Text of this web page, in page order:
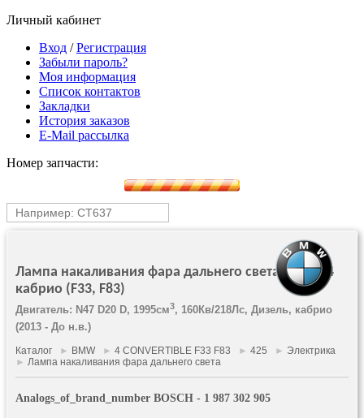
Личный кабинет
Вход /Регистрация
Забыли пароль?
Моя информация
Список контактов
Закладки
История заказов
E-Mail рассылка
Номер запчасти:
Лампа накаливания фара дальнего света: BMW, 4
кабрио (F33, F83)
Двигатель: N47 D20 D, 1995см3, 160Кв/218Лс, Дизель, кабрио
(2013 - До н.в.)
Каталог ► BMW ► 4 CONVERTIBLE F33 F83 ► 425 ► Электрика
► Лампа накаливания фара дальнего света
Analogs_of_brand_number BOSCH - 1 987 302 905